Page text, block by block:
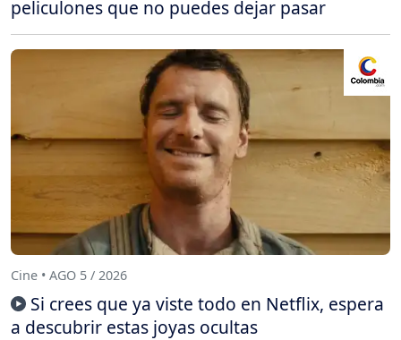
peliculones que no puedes dejar pasar
Cine • AGO 5 / 2026
Si crees que ya viste todo en Netflix, espera
a descubrir estas joyas ocultas